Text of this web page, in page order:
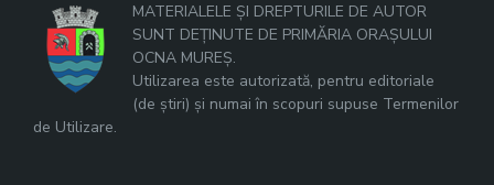
MATERIALELE ȘI DREPTURILE DE AUTOR
SUNT DEȚINUTE DE PRIMĂRIA ORAȘULUI
OCNA MUREȘ.
Utilizarea este autorizată, pentru editoriale
(de știri) și numai în scopuri supuse Termenilor
de Utilizare.